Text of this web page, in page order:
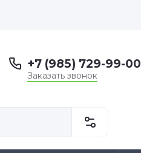
+7 (985) 729-99-00
Заказать звонок